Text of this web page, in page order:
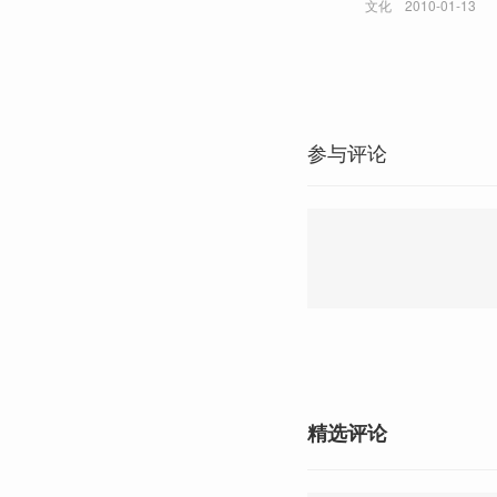
文化 2010-01-13
参与评论
精选评论